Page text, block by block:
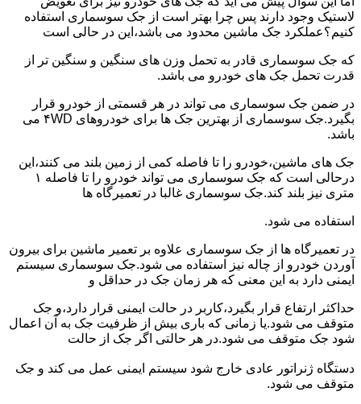
لاستیک وجود دارند پس چرا بهتر است از جک سوسماری استفاده
کنیم؟عملکرد جک ماشین محدود می باشد،این در حالی است
که جک سوسماری قادر به تحمل وزن های سنگین و سنگین تر از
قدرت تحمل جک های خودرو می باشد.
در ضمن جک سوسماری می تواند در هر قسمتی از خودرو قرار
بگیرد.جک سوسماری از بهترین جک ها برای خودروهای ۴WD می
باشد.
جک های ماشین،خودرو را تا فاصله کمی از زمین بلند می کنند،این
درحالی است که جک سوسماری می تواند خودرو را تا فاصله ۱
متری نیز بلند کند.جک سوسماری غالبا در تعمیرگاه ها
استفاده می شود.
در تعمیرگاه ها از جک سوسماری علاوه بر تعمیر ماشین برای بیرون
آوردن خودرو از چاله نیز استفاده می شود.جک سوسماری سیستم
ایمنی دارد به این معنی که هر زمان جک در حداقل و
حداکثر ارتفاع قرار بگیرد،کاربر در حالت ایمنی قرار دارد،و جک
متوقف می شود.یا زمانی که باری بیش از ظرفیت جک به آن اعمال
شود جک متوقف می شود.در هر حالتی اگر جک از حالت
دستگاه ژنراتور عادی خارج شود سیستم ایمنی عمل می کند و جک
متوقف می شود.